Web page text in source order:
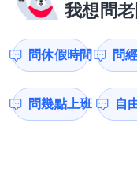
我想問
問休假時間 問
問幾點上班 自